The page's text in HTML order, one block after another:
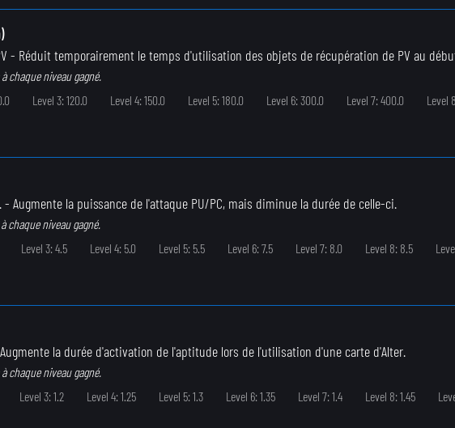
- Réduit temporairement le temps d'utilisation des objets de récupération de PV au
chaque niveau gagné.
Level 3: 120.0 Level 4: 150.0 Level 5: 180.0 Level 6: 300.0 Level 7: 400.0 Level
- Augmente la puissance de l'attaque PU/PC, mais diminue la durée de celle-ci.
chaque niveau gagné.
Level 3: 4.5 Level 4: 5.0 Level 5: 5.5 Level 6: 7.5 Level 7: 8.0 Level 8: 8.5
la durée d'activation de l'aptitude lors de l'utilisation d'une carte d'Alter.
chaque niveau gagné.
Level 3: 1.2 Level 4: 1.25 Level 5: 1.3 Level 6: 1.35 Level 7: 1.4 Level 8: 1.45